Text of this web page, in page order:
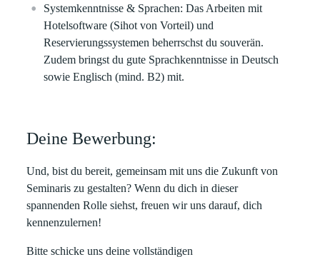
Systemkenntnisse & Sprachen:Das Arbeiten mit
Hotelsoftware (Sihot von Vorteil) und
Reservierungssystemen beherrschst du souverän.
Zudem bringst du gute Sprachkenntnisse in Deutsch
sowie Englisch (mind. B2) mit.
Deine Bewerbung:
Und, bist du bereit, gemeinsam mit uns die Zukunft von
Seminaris zu gestalten? Wenn du dich in dieser
spannenden Rolle siehst, freuen wir uns darauf, dich
kennenzulernen!
Bitte schicke uns deinevollständigen